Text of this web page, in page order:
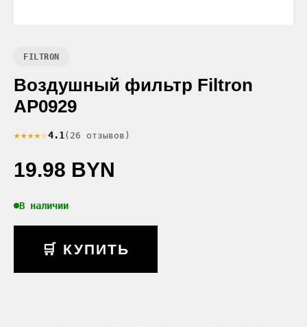
FILTRON
Воздушный фильтр Filtron
AP0929
★★★★☆4.1 (26 отзывов)
19.98 BYN
В наличии
🛒 КУПИТЬ